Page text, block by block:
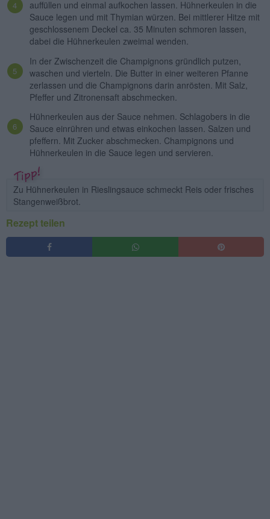
auffüllen und einmal aufkochen lassen. Hühnerkeulen in die
Sauce legen und mit Thymian würzen. Bei mittlerer Hitze mit
geschlossenem Deckel ca. 35 Minuten schmoren lassen,
dabei die Hühnerkeulen zweimal wenden.
In der Zwischenzeit die Champignons gründlich putzen,
waschen und vierteln. Die Butter in einer weiteren Pfanne
zerlassen und die Champignons darin anrösten. Mit Salz,
Pfeffer und Zitronensaft abschmecken.
Hühnerkeulen aus der Sauce nehmen. Schlagobers in die
Sauce einrühren und etwas einkochen lassen. Salzen und
pfeffern. Mit Zucker abschmecken. Champignons und
Hühnerkeulen in die Sauce legen und servieren.
Zu Hühnerkeulen in Rieslingsauce schmeckt Reis oder frisches
Stangenweißbrot.
Rezept teilen